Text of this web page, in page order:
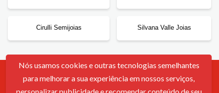
Cirulli Semijoias Silvana Valle Joias
Contato Sobre Nós Política De Cookies Termos De Uso
Nós usamos cookies e outras tecnologias semelhantes
para melhorar a sua experiência em nossos serviços,